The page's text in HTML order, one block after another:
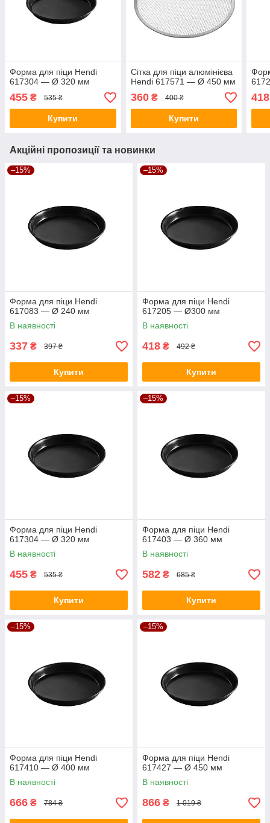
Форма для піци Hendi
617304 — Ø 320 мм
455 ₴ 535 ₴
Купити
Сітка для піци алюмінієва
Hendi 617571 — Ø 450 мм
360₴ 400 ₴
Купити
418
Акційні пропозиції та новинки
–15%
Форма для піци Hendi
617083 — Ø 240 мм
В наявності
337 ₴ 397 ₴
Купити
–15%
Форма для піци Hendi
617205 — Ø300 мм
В наявності
418 ₴ 492 ₴
Купити
–15%
Форма для піци Hendi
617304 — Ø 320 мм
В наявності
455 ₴ 535 ₴
Купити
–15%
Форма для піци Hendi
617403 — Ø 360 мм
В наявності
582 ₴ 685 ₴
Купити
–15%
Форма для піци Hendi
617410 — Ø 400 мм
В наявності
666 ₴ 784 ₴
–15%
Форма для піци Hendi
617427 — Ø 450 мм
В наявності
866 ₴ 1 019 ₴